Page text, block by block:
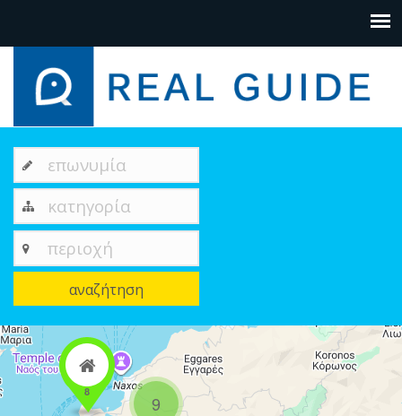
επωνυμία
κατηγορία
περιοχή
αναζήτηση
8
9
+
−